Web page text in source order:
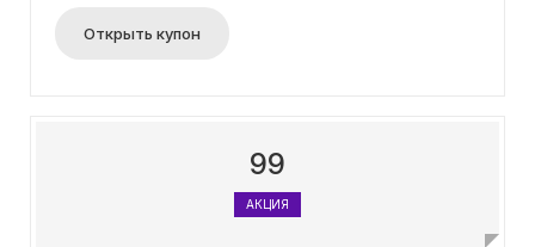
Открыть купон
99
АКЦИЯ